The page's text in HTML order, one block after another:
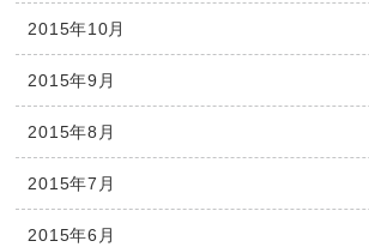
2015年10月
2015年9月
2015年8月
2015年7月
2015年6月